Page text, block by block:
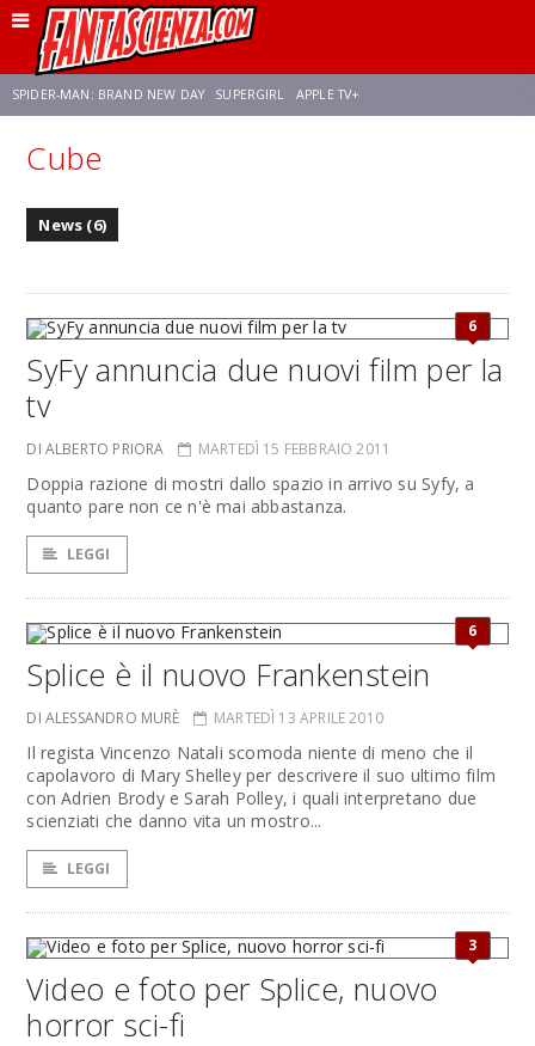
SPIDER-MAN: BRAND NEW DAY SUPERGIRL APPLE TV+
FRANCO RICCIARDIELLO
Cube
News (6)
6
SyFy annuncia due nuovi film per la
tv
DI ALBERTO PRIORA MARTEDÌ 15 FEBBRAIO 2011
Doppia razione di mostri dallo spazio in arrivo su Syfy, a
quanto pare non ce n'è mai abbastanza.
LEGGI
6
Splice è il nuovo Frankenstein
DI ALESSANDRO MURÈ MARTEDÌ 13 APRILE 2010
Il regista Vincenzo Natali scomoda niente di meno che il
capolavoro di Mary Shelley per descrivere il suo ultimo film
con Adrien Brody e Sarah Polley, i quali interpretano due
scienziati che danno vita un mostro...
LEGGI
3
Video e foto per Splice, nuovo
horror sci-fi